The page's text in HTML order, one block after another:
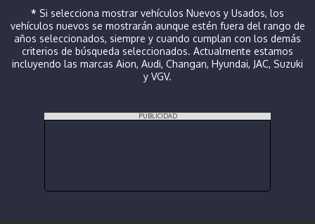
* Si selecciona mostrar vehículos Nuevos y Usados, los
vehículos nuevos se mostrarán aunque estén fuera del rango de
años seleccionados, siempre y cuando cumplan con los demás
criterios de búsqueda seleccionados. Actualmente estamos
incluyendo las marcas Aion, Audi, Changan, Hyundai, JAC, Suzuki
y VGV.
PUBLICIDAD